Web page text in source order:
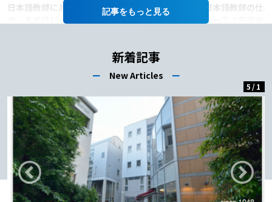
日本語教師におすすめ
の、まず読むべき本6
「日本語教師」という
職業に将来性はある
日本語教師の仕
料って？年収や
記事を
新着記事
ー New Articles ー
5 /1